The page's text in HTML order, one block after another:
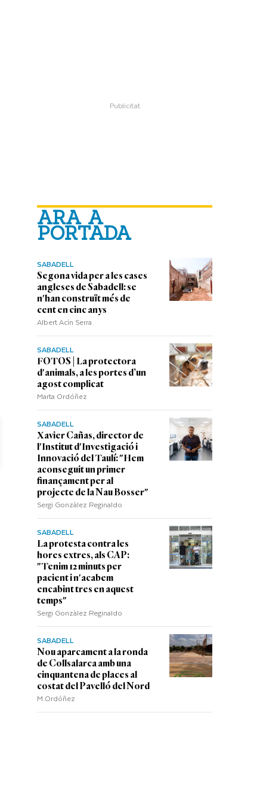
ARA A
PORTADA
SABADELL
Segona vida per a les cases
angleses de Sabadell: se
n'han construït més de
cent en cinc anys
Albert Acín Serra
SABADELL
FOTOS | La protectora
d'animals, a les portes d’un
agost complicat
Marta Ordóñez
SABADELL
Xavier Cañas, director de
l'Institut d'Investigació i
Innovació del Taulí: "Hem
aconseguit un primer
finançament per al
projecte de la Nau Bosser"
Sergi Gonzàlez Reginaldo
SABADELL
La protesta contra les
hores extres, als CAP:
"Tenim 12 minuts per
pacient i n'acabem
encabint tres en aquest
temps"
Sergi Gonzàlez Reginaldo
SABADELL
Nou aparcament a la ronda
de Collsalarca amb una
cinquantena de places al
costat del Pavelló del Nord
M.Ordóñez